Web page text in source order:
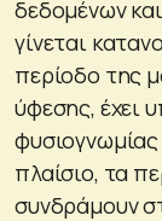
δεδομένων
γίνεται
περίοδο της
ύφεσης, έχει
πλαίσιο, τα
συνδράμουν